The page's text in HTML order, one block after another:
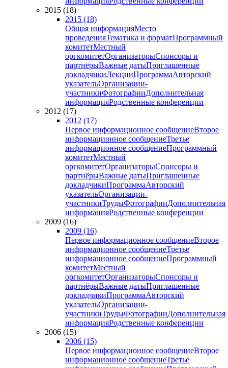
2015 (18)
2015 (18)
Общая информацияМесто
проведенияТематика и форматПрограммный
комитетМестный
оргкомитетОрганизаторыСпонсоры и
партнёрыВажные датыПриглашенные
докладчикиЛекцииПрограммаАвторский
указательОрганизации-
участникиФотографииДополнительная
информацияРодственные конференции
2012 (17)
2012 (17)
Первое информационное сообщениеВторое
информационное сообщениеТретье
информационное сообщениеПрограммный
комитетМестный
оргкомитетОрганизаторыСпонсоры и
партнёрыВажные датыПриглашенные
докладчикиПрограммаАвторский
указательОрганизации-
участникиТрудыФотографииДополнительная
информацияРодственные конференции
2009 (16)
2009 (16)
Первое информационное сообщениеВторое
информационное сообщениеТретье
информационное сообщениеПрограммный
комитетМестный
оргкомитетОрганизаторыСпонсоры и
партнёрыВажные датыПриглашенные
докладчикиПрограммаАвторский
указательОрганизации-
участникиТрудыФотографииДополнительная
информацияРодственные конференции
2006 (15)
2006 (15)
Первое информационное сообщениеВторое
информационное сообщениеТретье